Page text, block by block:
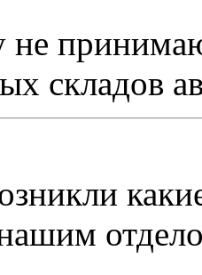
не
складов